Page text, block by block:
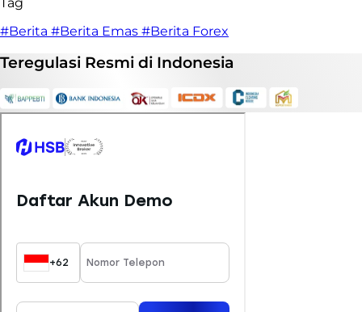
#Berita #Berita Emas #Berita Forex
Teregulasi Resmi di Indonesia